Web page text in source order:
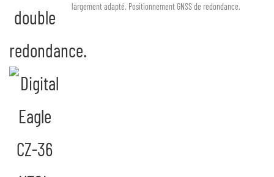
double
redondance.
largement adapté. Positionnement GNSS de redondance.